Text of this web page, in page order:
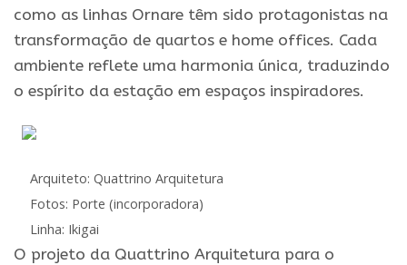
como as linhas Ornare têm sido protagonistas na
transformação de quartos e home offices. Cada
ambiente reflete uma harmonia única, traduzindo
o espírito da estação em espaços inspiradores.
Arquiteto: Quattrino Arquitetura
Fotos: Porte (incorporadora)
Linha: Ikigai
O projeto da Quattrino Arquitetura para o